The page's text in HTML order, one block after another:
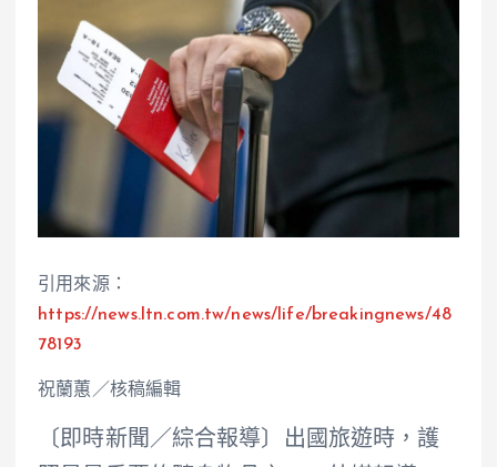
引用來源：
https://news.ltn.com.tw/news/life/breakingnews/48
78193
祝蘭蕙／核稿編輯
〔即時新聞／綜合報導〕出國旅遊時，護